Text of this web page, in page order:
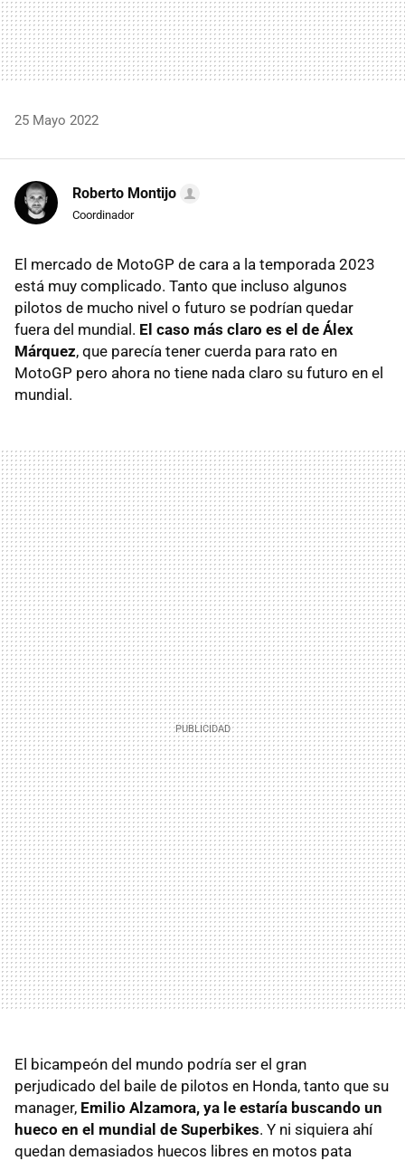
25 Mayo 2022
Roberto Montijo
Coordinador
El mercado de MotoGP de cara a la temporada 2023
está muy complicado. Tanto que incluso algunos
pilotos de mucho nivel o futuro se podrían quedar
fuera del mundial. El caso más claro es el de Álex
Márquez, que parecía tener cuerda para rato en
MotoGP pero ahora no tiene nada claro su futuro en el
mundial.
El bicampeón del mundo podría ser el gran
perjudicado del baile de pilotos en Honda, tanto que su
manager, Emilio Alzamora, ya le estaría buscando un
hueco en el mundial de Superbikes. Y ni siquiera ahí
quedan demasiados huecos libres en motos pata